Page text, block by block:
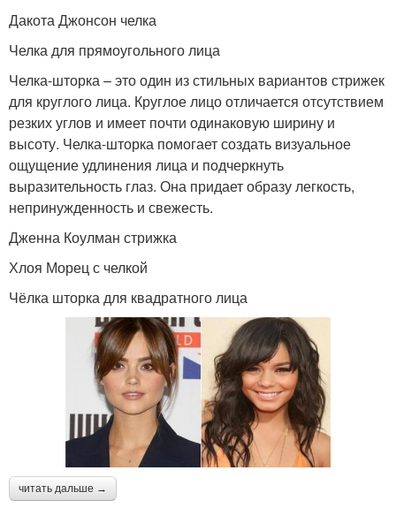
Дакота Джонсон челка
Челка для прямоугольного лица
Челка-шторка – это один из стильных вариантов стрижек
для круглого лица. Круглое лицо отличается отсутствием
резких углов и имеет почти одинаковую ширину и
высоту. Челка-шторка помогает создать визуальное
ощущение удлинения лица и подчеркнуть
выразительность глаз. Она придает образу легкость,
непринужденность и свежесть.
Дженна Коулман стрижка
Хлоя Морец с челкой
Чёлка шторка для квадратного лица
читать дальше →